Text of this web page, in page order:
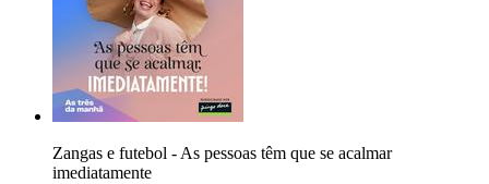
Zangas e futebol - As pessoas têm que se acalmar
imediatamente